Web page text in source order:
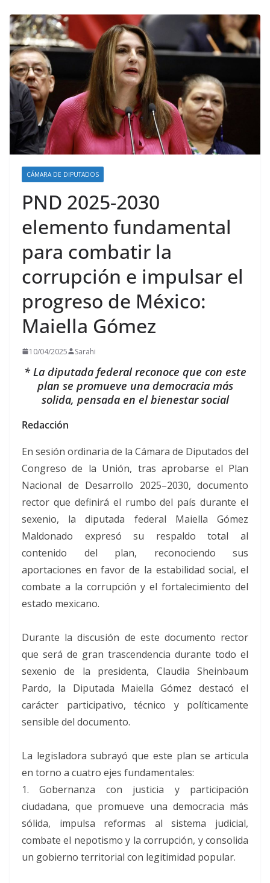
CÁMARA DE DIPUTADOS
PND 2025-2030
elemento fundamental
para combatir la
corrupción e impulsar el
progreso de México:
Maiella Gómez
10/04/2025 Sarahi
* La diputada federal reconoce que con este
plan se promueve una democracia más
solida, pensada en el bienestar social
Redacción
En sesión ordinaria de la Cámara de Diputados del
Congreso de la Unión, tras aprobarse el Plan
Nacional de Desarrollo 2025–2030, documento
rector que definirá el rumbo del país durante el
sexenio, la diputada federal Maiella Gómez
Maldonado expresó su respaldo total al
contenido del plan, reconociendo sus
aportaciones en favor de la estabilidad social, el
combate a la corrupción y el fortalecimiento del
estado mexicano.
Durante la discusión de este documento rector
que será de gran trascendencia durante todo el
sexenio de la presidenta, Claudia Sheinbaum
Pardo, la Diputada Maiella Gómez destacó el
carácter participativo, técnico y políticamente
sensible del documento.
La legisladora subrayó que este plan se articula
en torno a cuatro ejes fundamentales:
1. Gobernanza con justicia y participación
ciudadana, que promueve una democracia más
sólida, impulsa reformas al sistema judicial,
combate el nepotismo y la corrupción, y consolida
un gobierno territorial con legitimidad popular.